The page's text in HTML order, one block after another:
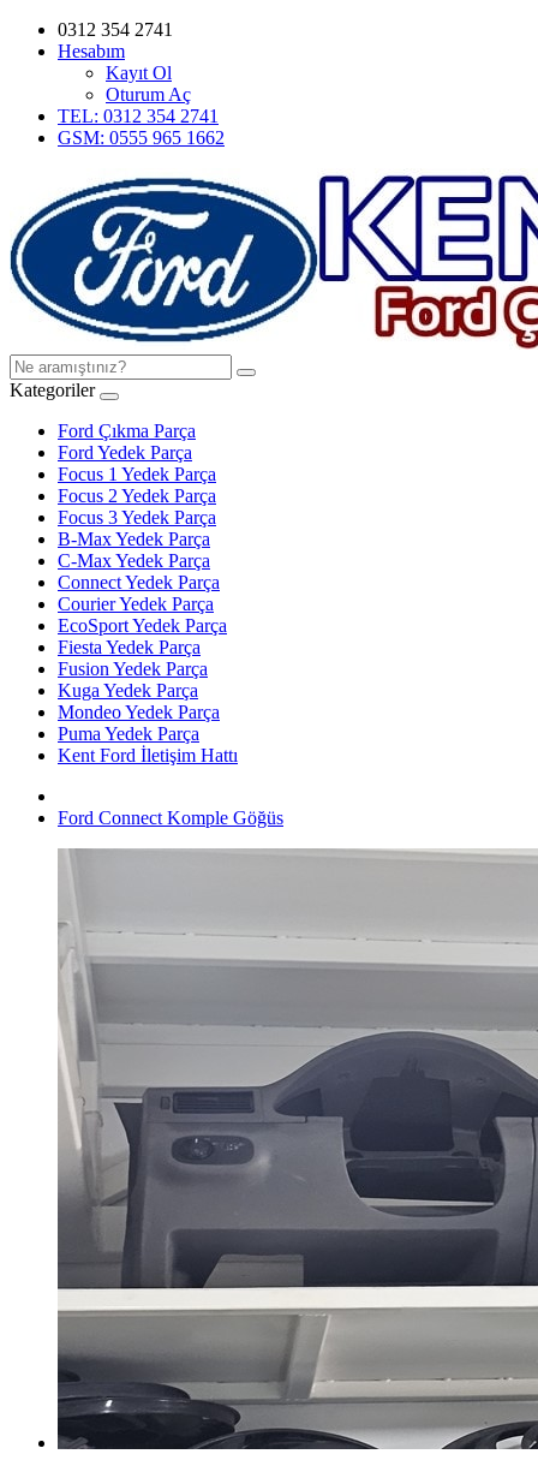
0312 354 2741
Hesabım
Kayıt Ol
Oturum Aç
TEL: 0312 354 2741
GSM: 0555 965 1662
Kategoriler
Ford Çıkma Parça
Ford Yedek Parça
Focus 1 Yedek Parça
Focus 2 Yedek Parça
Focus 3 Yedek Parça
B-Max Yedek Parça
C-Max Yedek Parça
Connect Yedek Parça
Courier Yedek Parça
EcoSport Yedek Parça
Fiesta Yedek Parça
Fusion Yedek Parça
Kuga Yedek Parça
Mondeo Yedek Parça
Puma Yedek Parça
Kent Ford İletişim Hattı
Ford Connect Komple Göğüs